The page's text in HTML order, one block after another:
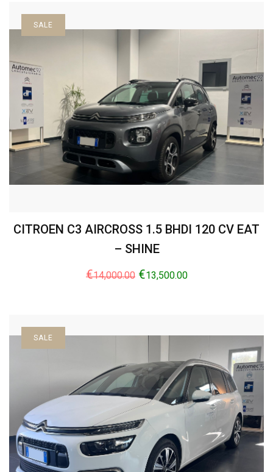
SALE
CITROEN C3 AIRCROSS 1.5 BHDI 120 CV EAT
– SHINE
€14,000.00 €13,500.00
SALE